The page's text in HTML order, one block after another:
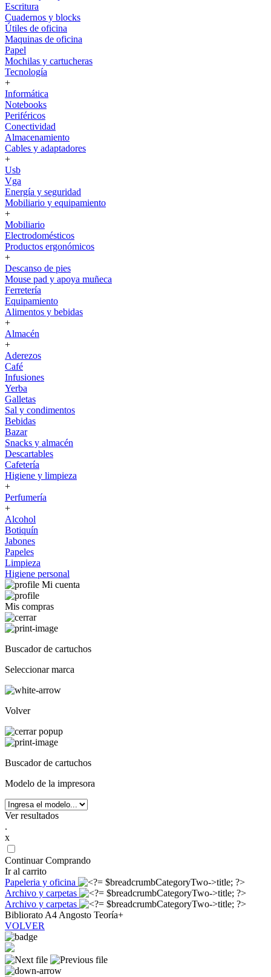
Escritura
Cuadernos y blocks
Útiles de oficina
Maquinas de oficina
Papel
Mochilas y cartucheras
Tecnología
+
Informática
Notebooks
Periféricos
Conectividad
Almacenamiento
Cables y adaptadores
+
Usb
Vga
Energía y seguridad
Mobiliario y equipamiento
+
Mobiliario
Electrodomésticos
Productos ergonómicos
+
Descanso de pies
Mouse pad y apoya muñeca
Ferretería
Equipamiento
Alimentos y bebidas
+
Almacén
+
Aderezos
Café
Infusiones
Yerba
Galletas
Sal y condimentos
Bebidas
Bazar
Snacks y almacén
Descartables
Cafetería
Higiene y limpieza
+
Perfumería
+
Alcohol
Botiquín
Jabones
Papeles
Limpieza
Higiene personal
Mi cuenta
Mis compras
Buscador de cartuchos
Seleccionar marca
Volver
Buscador de cartuchos
Modelo de la impresora
Ver resultados
.
x
Continuar Comprando
Ir al carrito
Papeleria y oficina
Archivo y carpetas
Archivo y carpetas
Bibliorato A4 Angosto Teoría+
VOLVER